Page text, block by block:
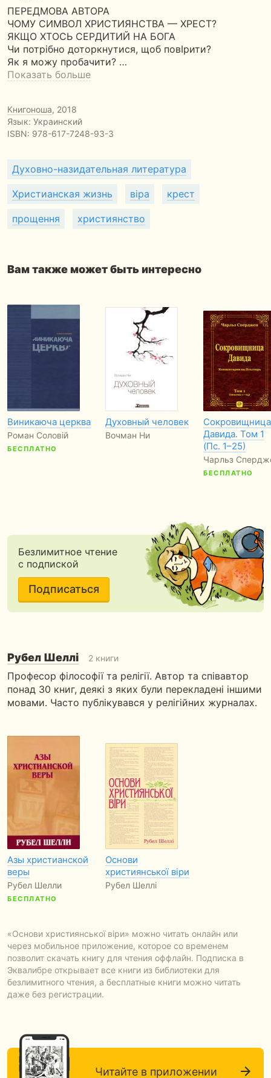
ПЕРЕДМОВА АВТОРА
ЧОМУ СИМВОЛ ХРИСТИЯНСТВА — ХРЕСТ?
ЯКЩО ХТОСЬ СЕРДИТИЙ НА БОГА
Чи потрiбно доторкнутися, щоб повIрити?
Як я можу пробачити? …
Показать больше
Книгоноша, 2018
Язык: Украинский
ISBN: 978-617-7248-93-3
Духовно-назидательная литература
Христианская жизнь віра крест
прощення християнство
Вам также может быть интересно
Виникаюча церква
Роман Соловій
БЕСПЛАТНО
Духовный человек
Вочман Ни
Сокровищница
Давида. Том 1
(Пс. 1–25)
Чарльз
БЕСПЛАТНО
Безлимитное чтение
с подпиской
Подписаться
Рубел Шеллі 2 книги
Професор філософії та релігії. Автор та співавтор
понад 30 книг, деякі з яких були перекладені іншими
мовами. Часто публікувався у релігійних журналах.
Азы христианской
веры
Рубел Шелли
БЕСПЛАТНО
Основи
християнської віри
Рубел Шеллі
«Основи християнської віри» можно читать онлайн или
через мобильное приложение, которое со временем
позволит скачать книгу для чтения оффлайн. Подписка в
Эквалибре открывает все книги из библиотеки для
безлимитного чтения, а бесплатные книги можно читать
даже без регистрации.
Читайте в приложении